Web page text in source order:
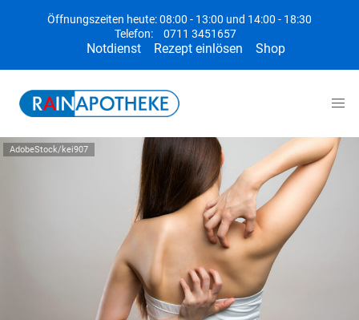
Öffnungszeiten heute: 08:00 - 13:00 und 14:00 - 18:30
Telefon:
0711 3451657
Notdienst Rezept einlösen Shop
AdobeStock/kei907